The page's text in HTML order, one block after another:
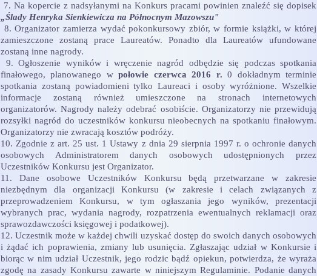
7. Na kopercie z nadsyłanymi na Konkurs pracami powinien znaleźć się dopisek
„Ślady Henryka Sienkiewicza na Północnym Mazowszu"
8. Organizator zamierza wydać pokonkursowy zbiór, w formie książki, w której
zamieszczone zostaną prace Laureatów. Ponadto dla Laureatów ufundowane
zostaną inne nagrody.
9. Ogłoszenie wyników i wręczenie nagród odbędzie się podczas spotkania
finałowego, planowanego wpołowie czerwca 2016 r. 0 dokładnym terminie
spotkania zostaną powiadomieni tylko Laureaci i osoby wyróżnione. Wszelkie
informacje zostaną również umieszczone na stronach internetowych
organizatorów. Nagrody należy odebrać osobiście. Organizatorzy nie przewidują
rozsyłki nagród do uczestników konkursu nieobecnych na spotkaniu finałowym.
Organizatorzy nie zwracają kosztów podróży.
10. Zgodnie z art. 25 ust. 1 Ustawy z dnia 29 sierpnia 1997 r. o ochronie danych
osobowych Administratorem danych osobowych udostępnionych przez
Uczestników Konkursu jest Organizator.
11. Dane osobowe Uczestników Konkursu będą przetwarzane w zakresie
niezbędnym dla organizacji Konkursu (w zakresie i celach związanych z
przeprowadzeniem Konkursu, w tym ogłaszania jego wyników, prezentacji
wybranych prac, wydania nagrody, rozpatrzenia ewentualnych reklamacji oraz
sprawozdawczości księgowej i podatkowej).
12. Uczestnik może w każdej chwili uzyskać dostęp do swoich danych osobowych
i żądać ich poprawienia, zmiany lub usunięcia. Zgłaszając udział w Konkursie i
biorąc w nim udział Uczestnik, jego rodzic bądź opiekun, potwierdza, że wyraża
zgodę na zasady Konkursu zawarte w niniejszym Regulaminie. Podanie danych